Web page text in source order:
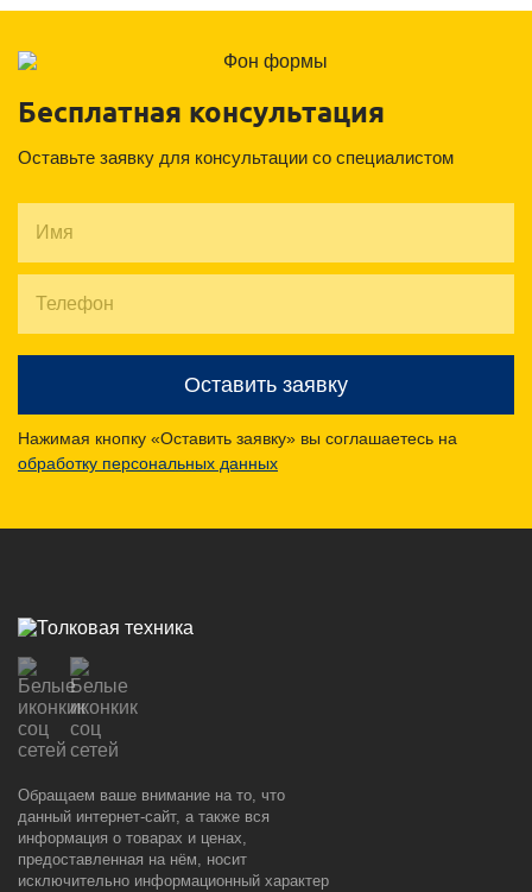
Бесплатная консультация
Оставьте заявку для консультации со специалистом
Оставить заявку
Нажимая кнопку «Оставить заявку» вы соглашаетесь на
обработку персональных данных
Обращаем ваше внимание на то, что
данный интернет-сайт, а также вся
информация о товарах и ценах,
предоставленная на нём, носит
исключительно информационный характер